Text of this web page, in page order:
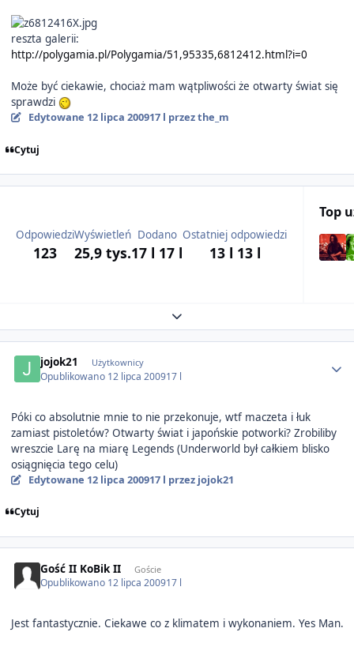
reszta galerii:
http://polygamia.pl/Polygamia/51,95335,6812412.html?i=0
Może być ciekawie, chociaż mam wątpliwości że otwarty świat się
sprawdzi
Edytowane 12 lipca 200917 l przez the_m
Cytuj
Odpowiedzi
123
Wyświetleń
25,9 tys.
Dodano
17 l 17 l
Ostatniej odpowiedzi
13 l 13 l
Top
Expand topic overview
jojok21 Użytkownicy
Opublikowano 12 lipca 200917 l
Póki co absolutnie mnie to nie przekonuje, wtf maczeta i łuk
zamiast pistoletów? Otwarty świat i japońskie potworki? Zrobiliby
wreszcie Larę na miarę Legends (Underworld był całkiem blisko
osiągnięcia tego celu)
Edytowane 12 lipca 200917 l przez jojok21
Cytuj
Gość II KoBik II Goście
Opublikowano 12 lipca 200917 l
Jest fantastycznie. Ciekawe co z klimatem i wykonaniem. Yes Man.